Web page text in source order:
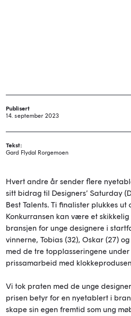
Publisert
14. september 2023
Tekst:
Gard Flydal Rorgemoen
Hvert andre år sender flere
sitt bidrag til Designers’ Saturday
Best Talents. Ti finalister plukkes ut
Konkurransen kan være et
bransjen for unge designere i
vinnerne, Tobias (32), Oskar (27)
med de tre topplasseringene under
prissamarbeid med
Vi tok praten med de unge
prisen betyr for en nyetablert i
skape sin egen fremtid som ung